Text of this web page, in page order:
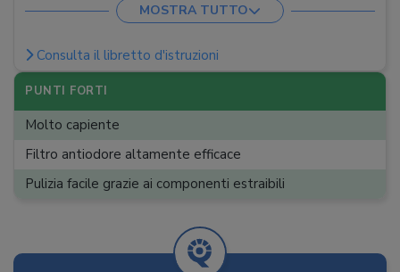
Dimensioni (A x L x P):28,1 x 28,9 x 38,8 cm
Peso:4,54 kg
MOSTRA TUTTO
Consulta il libretto d'istruzioni
PUNTI FORTI
Molto capiente
Filtro antiodore altamente efficace
Pulizia facile grazie ai componenti estraibili